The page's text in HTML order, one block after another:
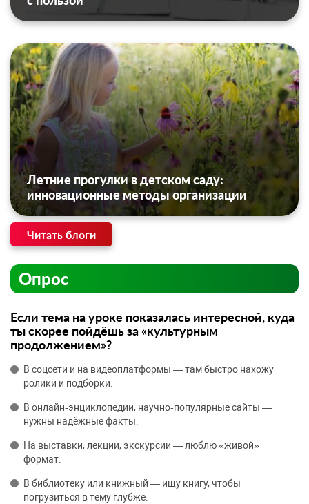
Летние прогулки в детском саду:
инновационные методы организации
Читать блоги
Опрос
Если тема на уроке показалась интересной, куда
ты скорее пойдёшь за «культурным
продолжением»?
В соцсети и на видеоплатформы — там быстро нахожу
ролики и подборки.
В онлайн‑энциклопедии, научно‑популярные сайты —
нужны надёжные факты.
На выставки, лекции, экскурсии — люблю «живой»
формат.
В библиотеку или книжный — ищу книгу, чтобы
погрузиться в тему глубже.